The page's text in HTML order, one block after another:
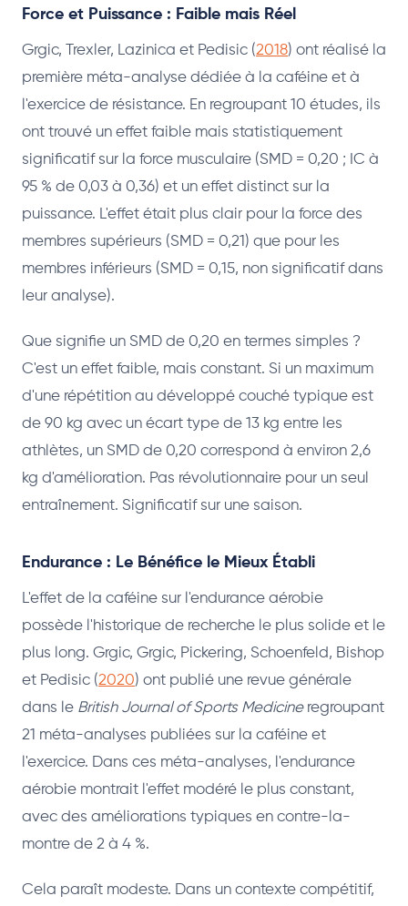
Force et Puissance : Faible mais Réel
Grgic, Trexler, Lazinica et Pedisic (2018) ont réalisé la
première méta-analyse dédiée à la caféine et à
l'exercice de résistance. En regroupant 10 études, ils
ont trouvé un effet faible mais statistiquement
significatif sur la force musculaire (SMD = 0,20 ; IC à
95 % de 0,03 à 0,36) et un effet distinct sur la
puissance. L'effet était plus clair pour la force des
membres supérieurs (SMD = 0,21) que pour les
membres inférieurs (SMD = 0,15, non significatif dans
leur analyse).
Que signifie un SMD de 0,20 en termes simples ?
C'est un effet faible, mais constant. Si un maximum
d'une répétition au développé couché typique est
de 90 kg avec un écart type de 13 kg entre les
athlètes, un SMD de 0,20 correspond à environ 2,6
kg d'amélioration. Pas révolutionnaire pour un seul
entraînement. Significatif sur une saison.
Endurance : Le Bénéfice le Mieux Établi
L'effet de la caféine sur l'endurance aérobie
possède l'historique de recherche le plus solide et le
plus long. Grgic, Grgic, Pickering, Schoenfeld, Bishop
et Pedisic (2020) ont publié une revue générale
dans le British Journal of Sports Medicineregroupant
21 méta-analyses publiées sur la caféine et
l'exercice. Dans ces méta-analyses, l'endurance
aérobie montrait l'effet modéré le plus constant,
avec des améliorations typiques en contre-la-
montre de 2 à 4 %.
Cela paraît modeste. Dans un contexte compétitif,